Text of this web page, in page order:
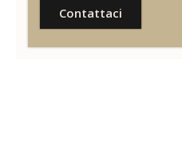
Contattaci